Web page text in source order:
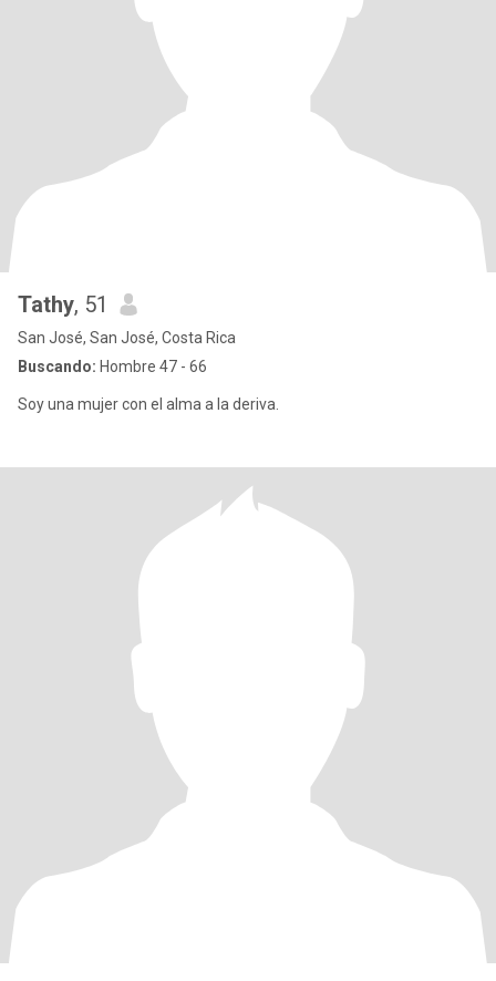
Tathy, 51
San José, San José, Costa Rica
Buscando: Hombre 47 - 66
Soy una mujer con el alma a la deriva.